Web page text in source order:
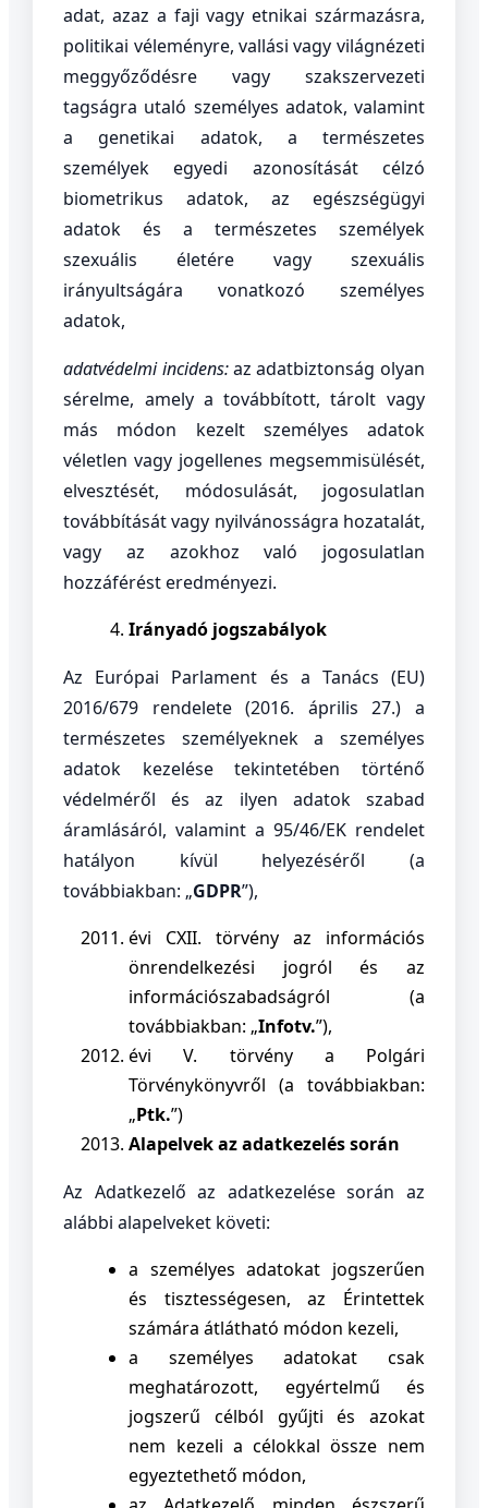
adat, azaz a faji vagy etnikai származásra,
politikai véleményre, vallási vagy világnézeti
meggyőződésre vagy szakszervezeti
tagságra utaló személyes adatok, valamint
a genetikai adatok, a természetes
személyek egyedi azonosítását célzó
biometrikus adatok, az egészségügyi
adatok és a természetes személyek
szexuális életére vagy szexuális
irányultságára vonatkozó személyes
adatok,
adatvédelmi incidens:az adatbiztonság olyan
sérelme, amely a továbbított, tárolt vagy
más módon kezelt személyes adatok
véletlen vagy jogellenes megsemmisülését,
elvesztését, módosulását, jogosulatlan
továbbítását vagy nyilvánosságra hozatalát,
vagy az azokhoz való jogosulatlan
hozzáférést eredményezi.
Irányadó jogszabályok
Az Európai Parlament és a Tanács (EU)
2016/679 rendelete (2016. április 27.) a
természetes személyeknek a személyes
adatok kezelése tekintetében történő
védelméről és az ilyen adatok szabad
áramlásáról, valamint a 95/46/EK rendelet
hatályon kívül helyezéséről (a
továbbiakban: „GDPR”),
évi CXII. törvény az információs
önrendelkezési jogról és az
információszabadságról (a
továbbiakban: „Infotv.”),
évi V. törvény a Polgári
Törvénykönyvről (a továbbiakban:
„Ptk.”)
Alapelvek az adatkezelés során
Az Adatkezelő az adatkezelése során az
alábbi alapelveket követi:
a személyes adatokat jogszerűen
és tisztességesen, az Érintettek
számára átlátható módon kezeli,
a személyes adatokat csak
meghatározott, egyértelmű és
jogszerű célból gyűjti és azokat
nem kezeli a célokkal össze nem
egyeztethető módon,